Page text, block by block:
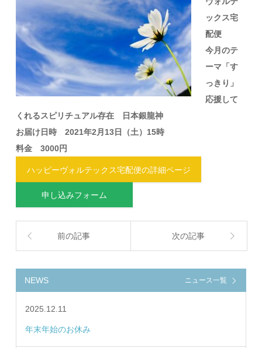
ックス宅
配便
今月のテ
ーマ「す
っきり」
応援して
くれるスピリチュアル存在 日本銀龍神
お届け日時 2021年2月13日（土）15時
料金 3000円
ハッピーヴォルテックス宅配便の詳細ページ
申し込みフォーム
前の記事 次の記事
NEWS ニュース一覧
2025.12.11
年末年始のお休み